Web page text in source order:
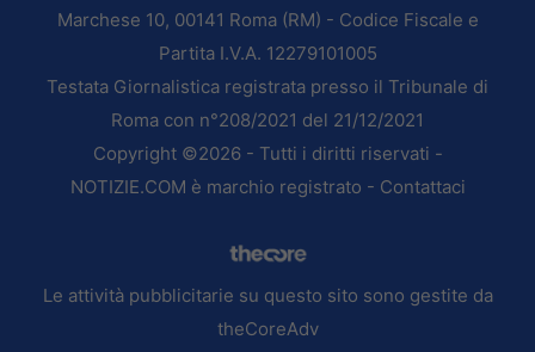
Marchese 10, 00141 Roma (RM) - Codice Fiscale e
Partita I.V.A. 12279101005
Testata Giornalistica registrata presso il Tribunale di
Roma con n°208/2021 del 21/12/2021
Copyright ©2026 - Tutti i diritti riservati -
NOTIZIE.COM è marchio registrato - Contattaci
Le attività pubblicitarie su questo sito sono gestite da
theCoreAdv